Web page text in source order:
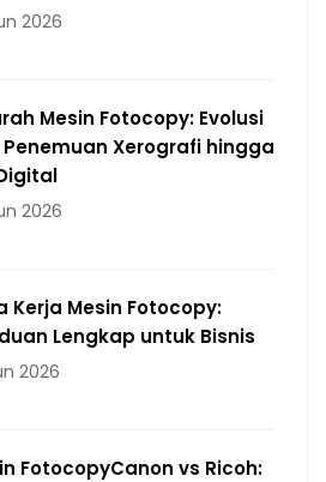
2026
Mesin Fotocopy: Evolusi
Xerografi hingga
2026
Kerja Mesin Fotocopy:
Lengkap untuk Bisnis
2026
FotocopyCanon vs Ricoh: